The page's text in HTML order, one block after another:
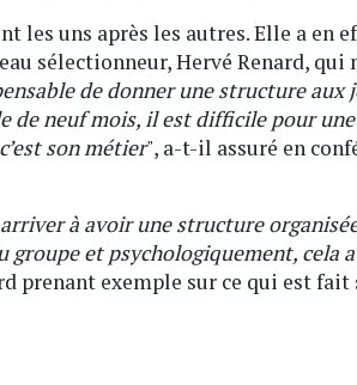
les uns après les autres. Elle a en
sélectionneur, Hervé Renard, qui
de donner une structure aux
de neuf mois, il est difficile pour
son métier", a-t-il assuré en
à avoir une structure
groupe et psychologiquement, cela
prenant exemple sur ce qui est